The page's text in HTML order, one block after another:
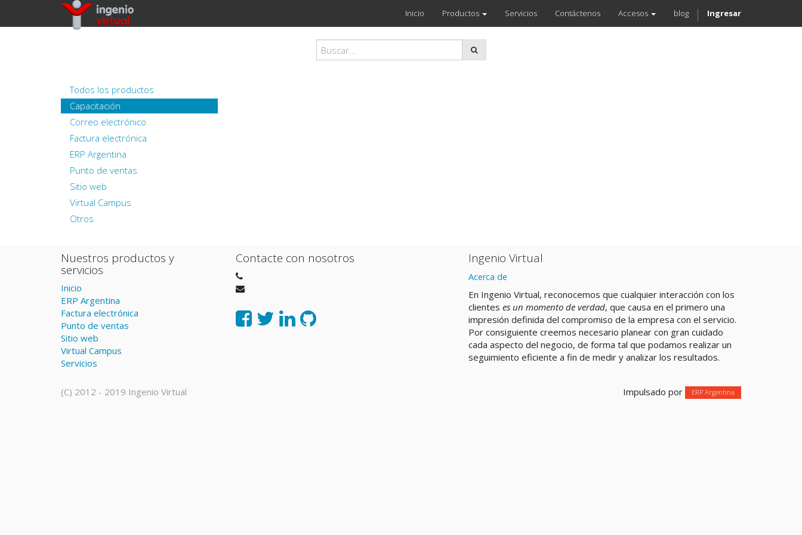
Inicio Productos Servicios Contáctenos Accesos blog Ingresar
Todos los productos
Capacitación
Correo electrónico
Factura electrónica
ERP Argentina
Punto de ventas
Sitio web
Virtual Campus
Otros
Nuestros productos y
servicios
Inicio
ERP Argentina
Factura electrónica
Punto de ventas
Sitio web
Virtual Campus
Servicios
Contacte con nosotros Ingenio Virtual
Acerca de
En Ingenio Virtual, reconocemos que cualquier interacción con los
clientes es un momento de verdad, que causa en el primero una
impresión definida del compromiso de la empresa con el servicio.
Por consiguiente creemos necesario planear con gran cuidado
cada aspecto del negocio, de forma tal que podamos realizar un
seguimiento eficiente a fin de medir y analizar los resultados.
Impulsado por ERP Argentina
(C) 2012 - 2019 Ingenio Virtual